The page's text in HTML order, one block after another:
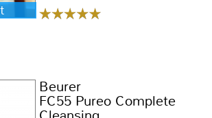
Beurer
FC55 Pureo Complete